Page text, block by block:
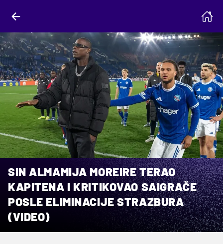
SIN ALMAMIJA MOREIRE TERAO
KAPITENA I KRITIKOVAO SAIGRAČE
POSLE ELIMINACIJE STRAZBURA
(VIDEO)